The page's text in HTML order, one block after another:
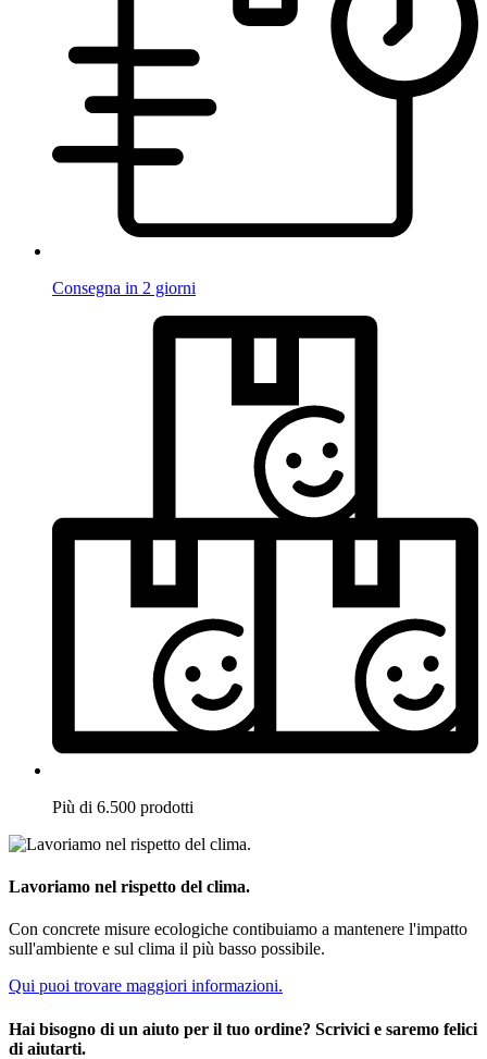
Consegna in 2 giorni
Più di 6.500 prodotti
Lavoriamo nel rispetto del clima.
Con concrete misure ecologiche contibuiamo a mantenere l'impatto
sull'ambiente e sul clima il più basso possibile.
Qui puoi trovare maggiori informazioni.
Hai bisogno di un aiuto per il tuo ordine? Scrivici e saremo felici
di aiutarti.